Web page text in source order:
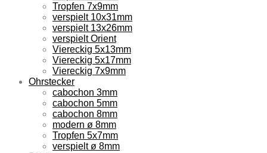
Tropfen 7x9mm
verspielt 10x31mm
verspielt 13x26mm
verspielt Orient
Viereckig 5x13mm
Viereckig 5x17mm
Viereckig 7x9mm
Ohrstecker
cabochon 3mm
cabochon 5mm
cabochon 8mm
modern ø 8mm
Tropfen 5x7mm
verspielt ø 8mm